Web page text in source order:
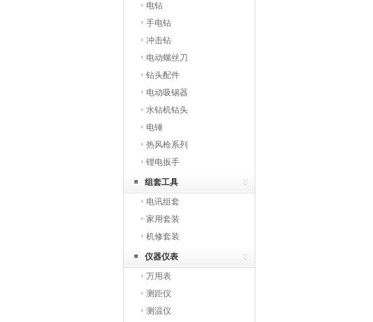
电钻
手电钻
冲击钻
电动螺丝刀
钻头配件
电动吸锡器
水钻机钻头
电锤
热风枪系列
锂电扳手
组套工具
电讯组套
家用套装
机修套装
仪器仪表
万用表
测距仪
测温仪